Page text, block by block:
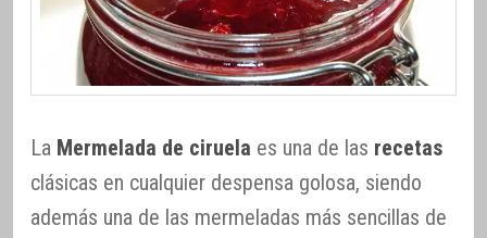
La Mermelada de ciruela es una de las recetas
clásicas en cualquier despensa golosa, siendo
además una de las mermeladas más sencillas de